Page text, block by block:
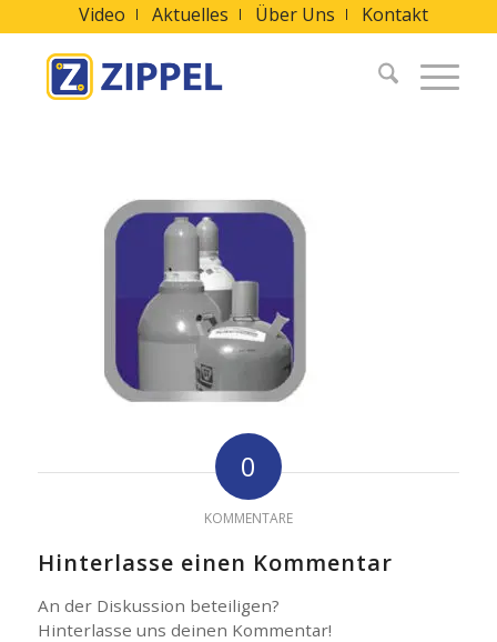
Video Aktuelles Über Uns Kontakt
0
KOMMENTARE
Hinterlasse einen Kommentar
An der Diskussion beteiligen?
Hinterlasse uns deinen Kommentar!